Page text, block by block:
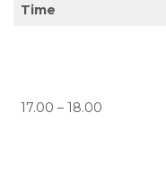
Time
17.00 – 18.00